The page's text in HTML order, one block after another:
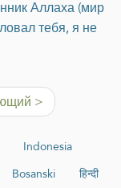
Аллаха (мир
тебя, я не
>
Indonesia
Bosanski
हिन्दी